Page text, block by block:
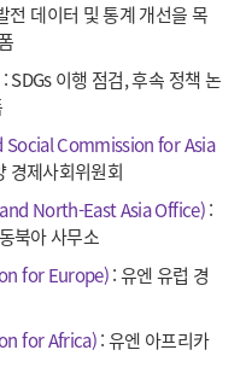
전 데이터 및 통계 개선을 목
: SDGs 이행 점검, 후속 정책 논
Social Commission for Asia
경제사회위원회
North-East Asia Office):
북아 사무소
for Europe): 유엔 유럽 경
for Africa): 유엔 아프리카